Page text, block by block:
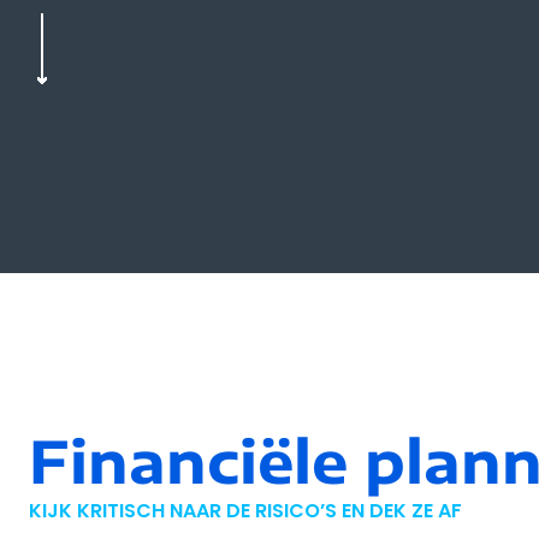
Financiële
KIJK KRITISCH NAAR DE RISICO’S EN DEK ZE AF